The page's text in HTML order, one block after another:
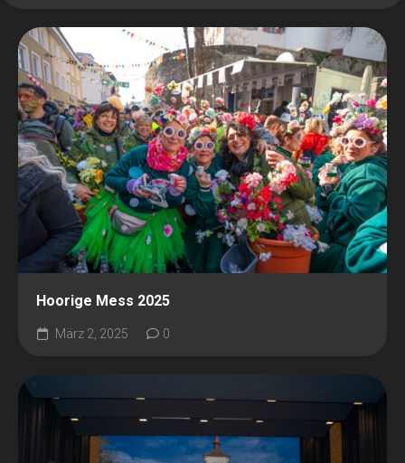
Hoorige Mess 2025
März 2, 2025 0